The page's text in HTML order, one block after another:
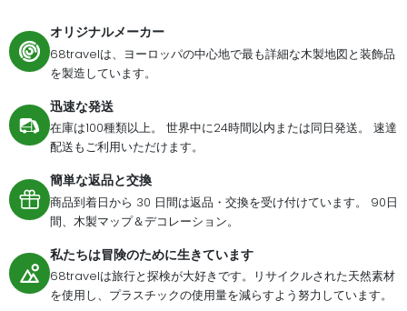
オリジナルメーカー
68travelは、ヨーロッパの中心地で最も詳細な木製地図と装飾品
を製造しています。
迅速な発送
在庫は100種類以上。 世界中に24時間以内または同日発送。 速達
配送もご利用いただけます。
簡単な返品と交換
商品到着日から 30 日間は返品・交換を受け付けています。 90日
間、木製マップ＆デコレーション。
私たちは冒険のために生きています
68travelは旅行と探検が大好きです。リサイクルされた天然素材
を使用し、プラスチックの使用量を減らすよう努力しています。